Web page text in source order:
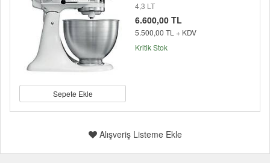
Sepete Ekle
4,3 LT
6.600,00 TL
5.500,00 TL + KDV
Kritik Stok
Alışveriş Listeme Ekle